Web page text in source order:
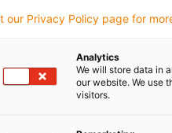
our Privacy Policy page for
Analytics
We will store data in
our website. We use
visitors.